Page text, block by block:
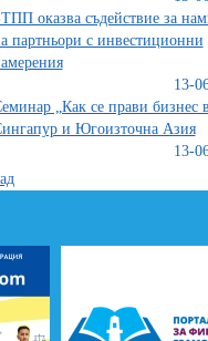
оказва съдействие за
партньори с инвестиционни
13-
„Как се прави бизнес в
и Югоизточна Азия
13-